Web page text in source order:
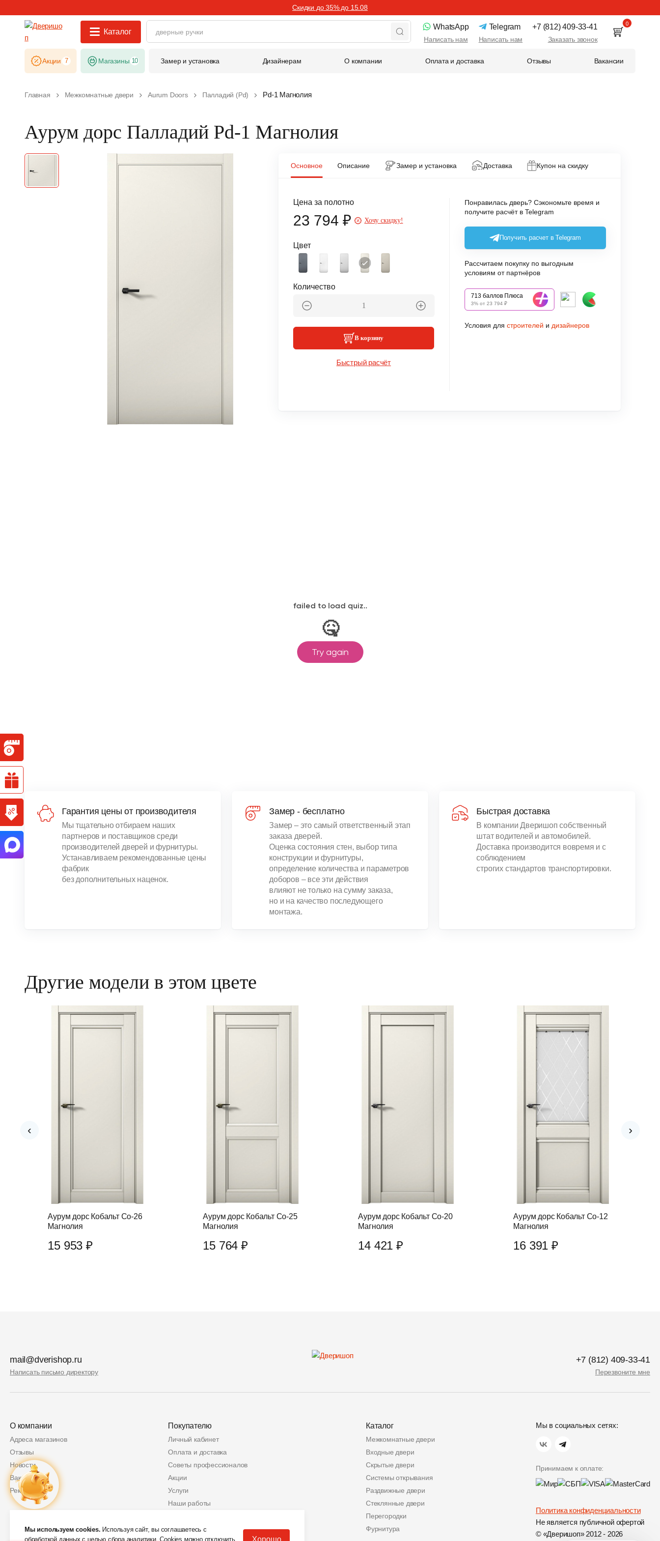
Скидки до 35% до 15.08
Каталог
WhatsApp
Написать нам
Telegram
Написать нам
+7 (812) 409-33-41
Заказать звонок
0
Акции 7 Магазины 10 Замер и установка Дизайнерам О компании Оплата и доставка Отзывы Вакансии
Главная Межкомнатные двери Aurum Doors Палладий (Pd) Pd-1 Магнолия
Аурум дорс Палладий Pd-1 Магнолия
Основное Описание Замер и установка Доставка Купон на скидку
Цвет
Количество
Цена за полотно
23 794 ₽ Хочу скидку!
В корзину
Быстрый расчёт
Понравилась дверь? Сэкономьте время и
получите расчёт в Telegram
Получить расчет в Telegram
Рассчитаем покупку по выгодным
условиям от партнёров
713 баллов Плюса
3% от 23 794 ₽
Условия для строителей и дизайнеров
Гарантия цены от производителя
Мы тщательно отбираем наших
партнеров и поставщиков среди
производителей дверей и фурнитуры.
Устанавливаем рекомендованные цены
фабрик
без дополнительных наценок.
Замер - бесплатно
Замер – это самый ответственный этап
заказа дверей.
Оценка состояния стен, выбор типа
конструкции и фурнитуры,
определение количества и параметров
доборов – все эти действия
влияют не только на сумму заказа,
но и на качество последующего
монтажа.
Быстрая доставка
В компании Дверишоп собственный
штат водителей и автомобилей.
Доставка производится вовремя и с
соблюдением
строгих стандартов транспортировки.
Другие модели в этом цвете
Аурум дорс Кобальт Co-26
Магнолия
15 953 ₽
Аурум дорс Кобальт Co-25
Магнолия
15 764 ₽
Аурум дорс Кобальт Co-20
Магнолия
14 421 ₽
Аурум дорс Кобальт Co-12
Магнолия
16 391 ₽
‹ ›
mail@dverishop.ru
Написать письмо директору
+7 (812) 409-33-41
Перезвоните мне
О компании
Адреса магазинов
Отзывы
Новости
Вакансии
Реквизиты
Покупателю
Личный кабинет
Оплата и доставка
Советы профессионалов
Акции
Услуги
Наши работы
Защита персональных данных
Каталог
Межкомнатные двери
Входные двери
Скрытые двери
Системы открывания
Раздвижные двери
Стеклянные двери
Перегородки
Фурнитура
Мы в социальных сетях:
Принимаем к оплате:
Политика конфиденциальности
Не является публичной офертой
© «Дверишоп» 2012 - 2026
2 000 руб.
Мы используем cookies. Используя сайт, вы соглашаетесь с
обработкой данных с целью сбора аналитики. Cookies можно отключить Хорошо